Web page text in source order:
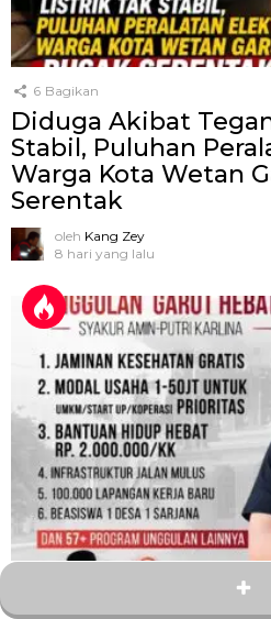
6 Bagikan
Diduga Akibat
Stabil, Puluhan
Warga Kota Wetan
Serentak
oleh Kang Zey
8 hari yang lalu